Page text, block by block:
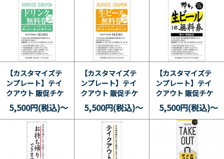
【カスタマイズテ
ンプレート】テイ
クアウト 販促チケ
ット ドリンク無料
券 24
5,500円(税込)～
【カスタマイズテ
ンプレート】テイ
クアウト 販促チケ
ット 生ビール無料
券 25
5,500円(税込)～
【カスタマイズテ
ンプレート】テイ
クアウト 販促チケ
ット 生ビール無料
券 22
5,500円(税込)～